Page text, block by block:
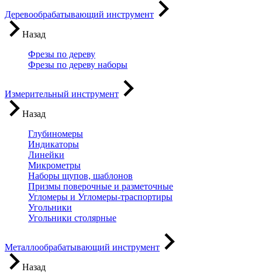
Деревообрабатывающий инструмент
Назад
Фрезы по дереву
Фрезы по дереву наборы
Измерительный инструмент
Назад
Глубиномеры
Индикаторы
Линейки
Микрометры
Наборы щупов, шаблонов
Призмы поверочные и разметочные
Угломеры и Угломеры-траспортиры
Угольники
Угольники столярные
Металлообрабатывающий инструмент
Назад